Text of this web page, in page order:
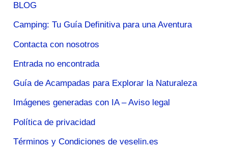
BLOG
Camping: Tu Guía Definitiva para una Aventura
Contacta con nosotros
Entrada no encontrada
Guía de Acampadas para Explorar la Naturaleza
Imágenes generadas con IA – Aviso legal
Política de privacidad
Términos y Condiciones de veselin.es